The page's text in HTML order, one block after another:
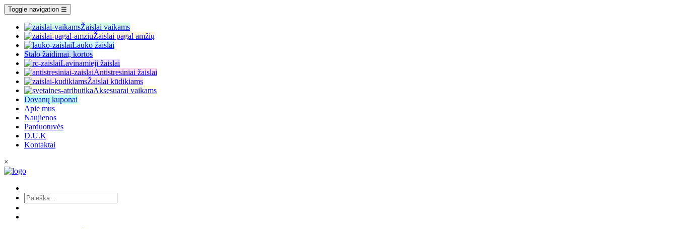
Toggle navigation ☰
Žaislai vaikams
Žaislai pagal amžių
Lauko žaislai
Stalo žaidimai, kortos
Lavinamieji žaislai
Antistresiniai žaislai
Žaislai kūdikiams
Aksesuarai vaikams
Dovanų kuponai
Apie mus
Naujienos
Parduotuvės
D.U.K
Kontaktai
×